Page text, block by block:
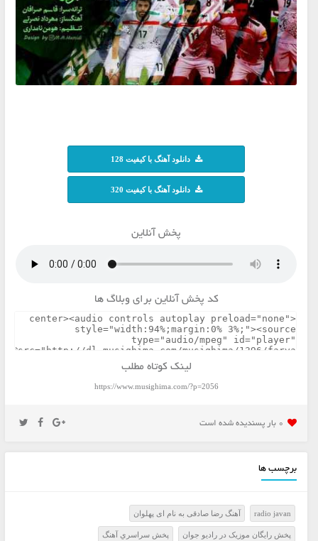
دانلود آهنگ با کیفیت 128
دانلود آهنگ با کیفیت 320
پخش آنلاین
کد پخش آنلاین برای وبلاگ ها
لینک کوتاه مطلب
https://www.musighima.com/?p=2056
0 بار پسنديده شده است
برچسب ها
radio javan آهنگ رضا صادقی به نام ‌ای پهلوان
پخش رايگان موزيک در راديو جوان پخش سراسري آهنگ